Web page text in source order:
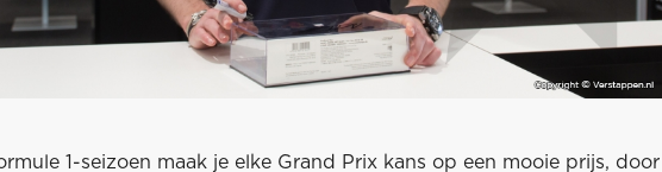
1-seizoen maak je elke Grand Prix kans op een mooie prijs, door